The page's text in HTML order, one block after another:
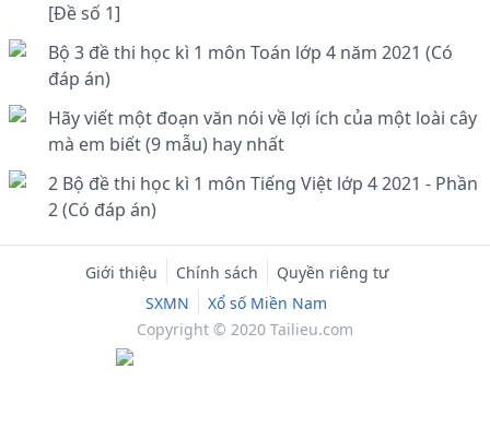
[Đề số 1]
Bộ 3 đề thi học kì 1 môn Toán lớp 4 năm 2021 (Có
đáp án)
Hãy viết một đoạn văn nói về lợi ích của một loài cây
mà em biết (9 mẫu) hay nhất
2 Bộ đề thi học kì 1 môn Tiếng Việt lớp 4 2021 - Phần
2 (Có đáp án)
Giới thiệu Chính sách
Quyền riêng tư
SXMN
Xổ số Miền Nam
Copyright © 2020 Tailieu.com